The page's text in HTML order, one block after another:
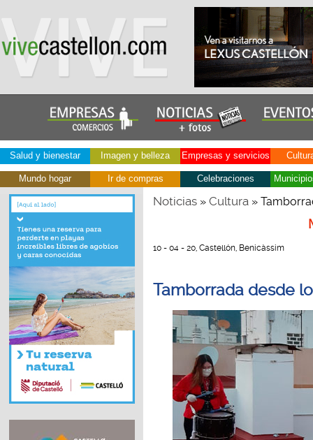
Salud y bienestar Imagen y belleza Empresas y servicios
Mundo hogar Ir de compras Celebraciones
Noticias» Cultura»
10 - 04 - 20, Castellón, Benicàssim
Tamborrada desde